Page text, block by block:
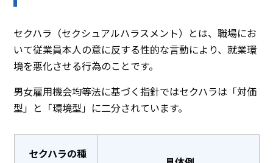
セクハラ（セクシュアルハラスメント）とは、職場にお
いて従業員本人の意に反する性的な言動により、就業環
境を悪化させる行為のことです。
男女雇用機会均等法に基づく指針ではセクハラは「対価
型」と「環境型」に二分されています。
セクハラの種